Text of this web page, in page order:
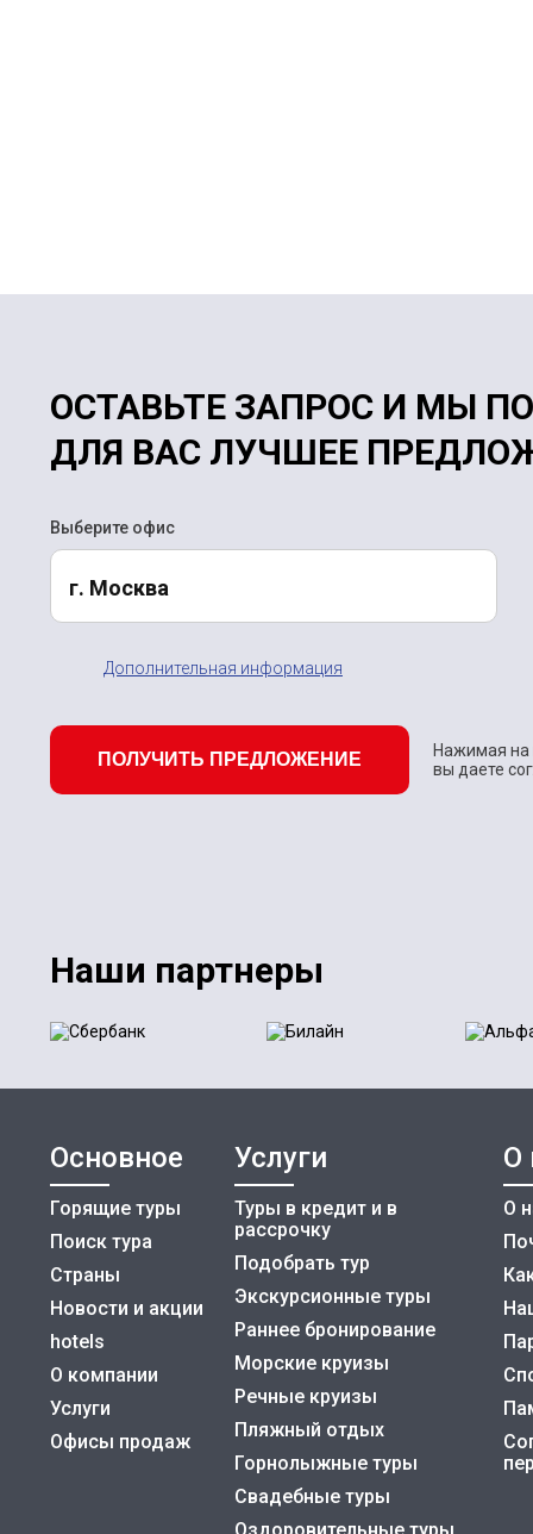
ОСТАВЬТЕ ЗАПРОС И МЫ
ДЛЯ ВАС ЛУЧШЕЕ
Выберите офис
г. Москва
Дополнительная информация
ПОЛУЧИТЬ ПРЕДЛОЖЕНИЕ
Нажимая на
вы даете
Наши партнеры
Основное
Горящие туры
Поиск тура
Страны
Новости и акции
hotels
О компании
Услуги
Офисы продаж
Услуги
Туры в кредит и в
рассрочку
Подобрать тур
Экскурсионные туры
Раннее бронирование
Морские круизы
Речные круизы
Пляжный отдых
Горнолыжные туры
Свадебные туры
О
О